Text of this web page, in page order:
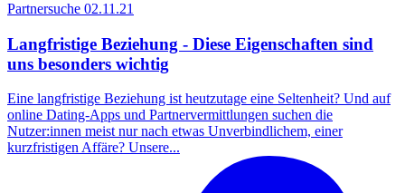
Partnersuche 02.11.21
Langfristige Beziehung - Diese Eigenschaften sind
uns besonders wichtig
Eine langfristige Beziehung ist heutzutage eine Seltenheit? Und auf
online Dating-Apps und Partnervermittlungen suchen die
Nutzer:innen meist nur nach etwas Unverbindlichem, einer
kurzfristigen Affäre? Unsere...